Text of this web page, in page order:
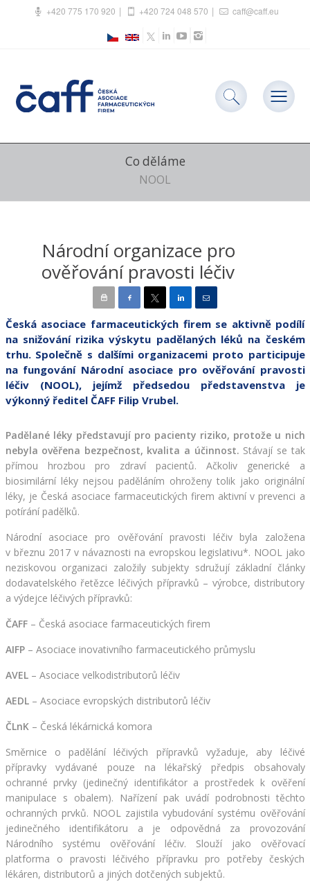
+420 775 170 920 +420 724 048 570 caff@caff.eu
Co děláme
NOOL
Národní organizace pro
ověřování pravosti léčiv
Česká asociace farmaceutických firem se aktivně podílí
na snižování rizika výskytu padělaných léků na českém
trhu. Společně s dalšími organizacemi proto participuje
na fungování Národní asociace pro ověřování pravosti
léčiv (NOOL), jejímž předsedou představenstva je
výkonný ředitel ČAFF Filip Vrubel.
Padělané léky představují pro pacienty riziko, protože u nich
nebyla ověřena bezpečnost, kvalita a účinnost. Stávají se tak
přímou hrozbou pro zdraví pacientů. Ačkoliv generické a
biosimilární léky nejsou paděláním ohroženy tolik jako originální
léky, je Česká asociace farmaceutických firem aktivní v prevenci a
potírání padělků.
Národní asociace pro ověřování pravosti léčiv byla založena
v březnu 2017 v návaznosti na evropskou legislativu*. NOOL jako
neziskovou organizaci založily subjekty sdružují základní články
dodavatelského řetězce léčivých přípravků – výrobce, distributory
a výdejce léčivých přípravků:
ČAFF – Česká asociace farmaceutických firem
AIFP – Asociace inovativního farmaceutického průmyslu
AVEL – Asociace velkodistributorů léčiv
AEDL – Asociace evropských distributorů léčiv
ČLnK – Česká lékárnická komora
Směrnice o padělání léčivých přípravků vyžaduje, aby léčivé
přípravky vydávané pouze na lékařský předpis obsahovaly
ochranné prvky (jedinečný identifikátor a prostředek k ověření
manipulace s obalem). Nařízení pak uvádí podrobnosti těchto
ochranných prvků. NOOL zajistila vybudování systému ověřování
jedinečného identifikátoru a je odpovědná za provozování
Národního systému ověřování léčiv. Slouží jako ověřovací
platforma o pravosti léčivého přípravku pro potřeby českých
lékáren, distributorů a jiných dotčených subjektů.